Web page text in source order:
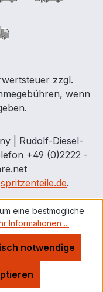
zzgl.
wenn
| Rudolf-Diesel-
+49 (0)2222 -
spritzenteile.de.
eine bestmögliche
Informationen ...
notwendige